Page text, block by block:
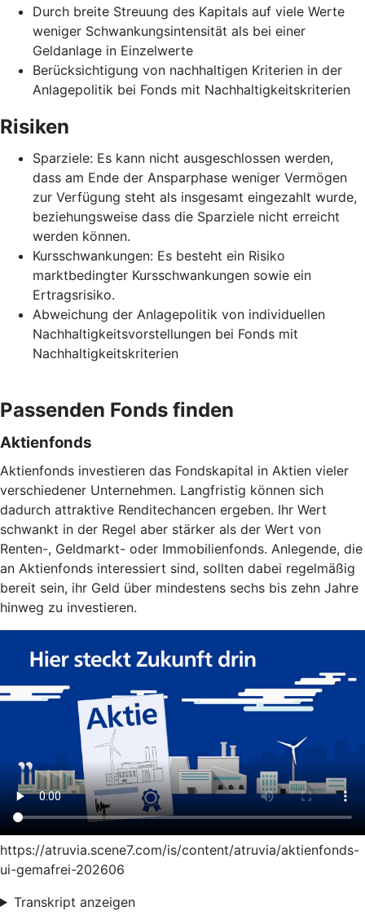
Durch breite Streuung des Kapitals auf viele Werte
weniger Schwankungsintensität als bei einer
Geldanlage in Einzelwerte
Berücksichtigung von nachhaltigen Kriterien in der
Anlagepolitik bei Fonds mit Nachhaltigkeitskriterien
Risiken
Sparziele: Es kann nicht ausgeschlossen werden,
dass am Ende der Ansparphase weniger Vermögen
zur Verfügung steht als insgesamt eingezahlt wurde,
beziehungsweise dass die Sparziele nicht erreicht
werden können.
Kursschwankungen: Es besteht ein Risiko
marktbedingter Kursschwankungen sowie ein
Ertragsrisiko.
Abweichung der Anlagepolitik von individuellen
Nachhaltigkeitsvorstellungen bei Fonds mit
Nachhaltigkeitskriterien
Passenden Fonds finden
Aktienfonds
Aktienfonds investieren das Fondskapital in Aktien vieler
verschiedener Unternehmen. Langfristig können sich
dadurch attraktive Renditechancen ergeben. Ihr Wert
schwankt in der Regel aber stärker als der Wert von
Renten-, Geldmarkt- oder Immobilienfonds. Anlegende, die
an Aktienfonds interessiert sind, sollten dabei regelmäßig
bereit sein, ihr Geld über mindestens sechs bis zehn Jahre
hinweg zu investieren.
https://atruvia.scene7.com/is/content/atruvia/aktienfonds-
ui-gemafrei-202606
Transkript anzeigen